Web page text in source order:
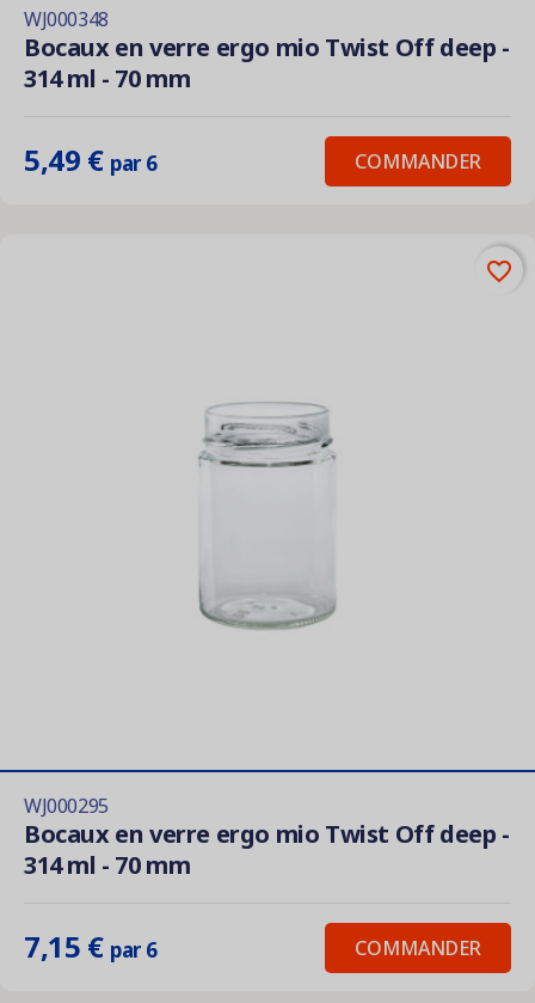
WJ000348
Bocaux en verre ergo mio Twist Off deep -
314 ml - 70 mm
5,49 € par 6 COMMANDER
WJ000295
Bocaux en verre ergo mio Twist Off deep -
314 ml - 70 mm
7,15 € par 6 COMMANDER
favorite_border